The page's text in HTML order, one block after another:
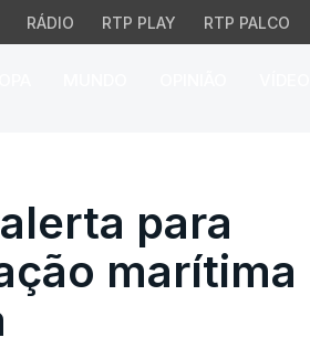
RÁDIO RTP PLAY RTP PALCO
para
para
marítima